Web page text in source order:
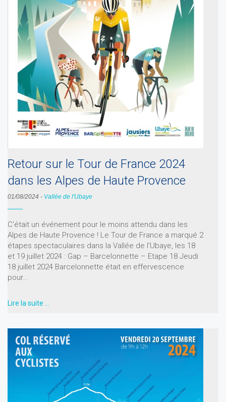
Retour sur le Tour de France 2024
dans les Alpes de Haute Provence
01/08/2024 - Vallée de l'Ubaye
C'était un événement pour le moins attendu dans les
Alpes de Haute Provence ! Le Tour de France a marqué 2
étapes spectaculaires dans la Vallée de l’Ubaye, les 18
et 19 juillet 2024 : Gap – Barcelonnette – Etape 18 Jeudi
18 juillet 2024 Barcelonnette était en effervescence
pour…
Lire la suite …